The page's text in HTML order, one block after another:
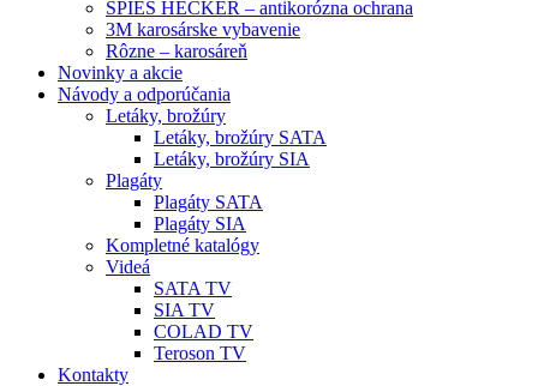
SPIES HECKER – antikorózna ochrana
3M karosárske vybavenie
Rôzne – karosáreň
Novinky a akcie
Návody a odporúčania
Letáky, brožúry
Letáky, brožúry SATA
Letáky, brožúry SIA
Plagáty
Plagáty SATA
Plagáty SIA
Kompletné katalógy
Videá
SATA TV
SIA TV
COLAD TV
Teroson TV
Kontakty